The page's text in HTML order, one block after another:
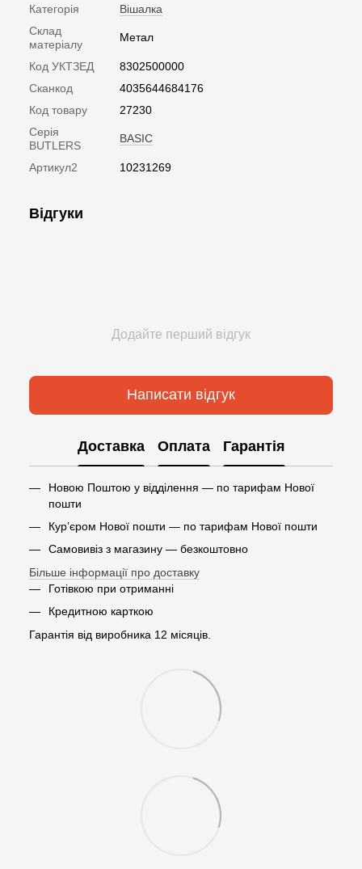
Категорія
Вішалка
Склад
матеріалу
Метал
Код УКТЗЕД
8302500000
Сканкод
4035644684176
Код товару
27230
Серія
BUTLERS
BASIC
Артикул2 10231269
Відгуки
Додайте перший відгук
Написати відгук
Доставка Оплата Гарантія
Новою Поштою у відділення — по тарифам Нової
пошти
Кур’єром Нової пошти — по тарифам Нової пошти
Самовивіз з магазину — безкоштовно
Більше інформації про доставку
Готівкою при отриманні
Кредитною карткою
Гарантія від виробника 12 місяців.